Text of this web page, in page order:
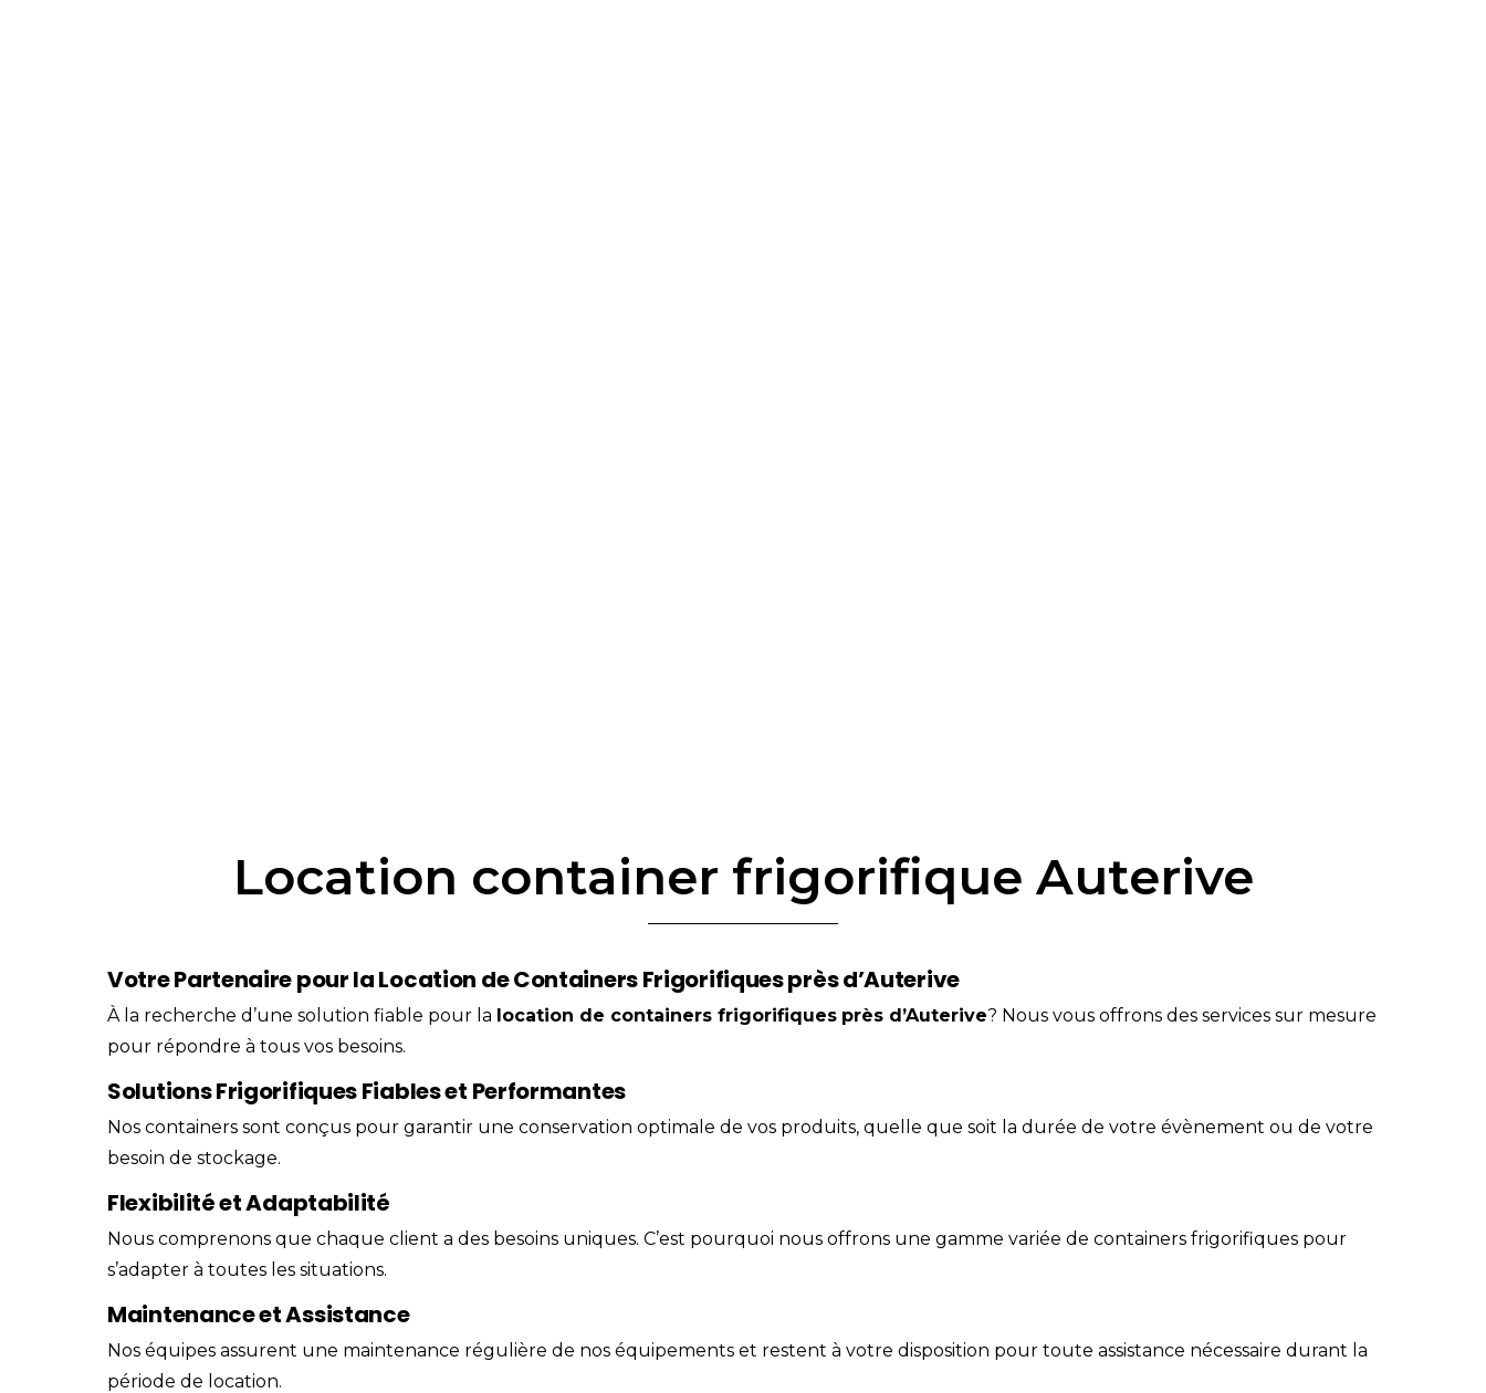
Location container frigorifique Auterive
Votre Partenaire pour la Location de Containers Frigorifiques près d’Auterive
À la recherche d’une solution fiable pour la location de containers frigorifiques près d’Auterive? Nous vous offrons des services sur mesure
pour répondre à tous vos besoins.
Solutions Frigorifiques Fiables et Performantes
Nos containers sont conçus pour garantir une conservation optimale de vos produits, quelle que soit la durée de votre évènement ou de votre
besoin de stockage.
Flexibilité et Adaptabilité
Nous comprenons que chaque client a des besoins uniques. C’est pourquoi nous offrons une gamme variée de containers frigorifiques pour
s’adapter à toutes les situations.
Maintenance et Assistance
Nos équipes assurent une maintenance régulière de nos équipements et restent à votre disposition pour toute assistance nécessaire durant la
période de location.